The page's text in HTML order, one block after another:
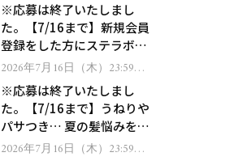
※応募は終了いたしまし
た。【7/16まで】新規会員
登録をした方にステラボー
テのシャインリバース ヘア
ゼント！
2026年7月16日（木）23:59ま
※応募は終了いたしまし
た。【7/16まで】うねりや
パサつき… 夏の髪悩みを解
消するヘアケアアイテムを
2026年7月16日（木）23:59ま